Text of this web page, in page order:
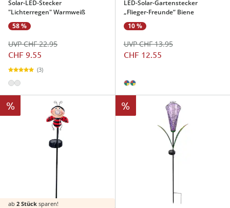
Solar-LED-Stecker
"Lichterregen" Warmweiß
58 %
CHF 9.55
UVP CHF 22.95
(3)
LED-Solar-Gartenstecker
„Flieger-Freunde“ Biene
10 %
CHF 12.55
UVP CHF 13.95
%
ab 2 Stück sparen!
%